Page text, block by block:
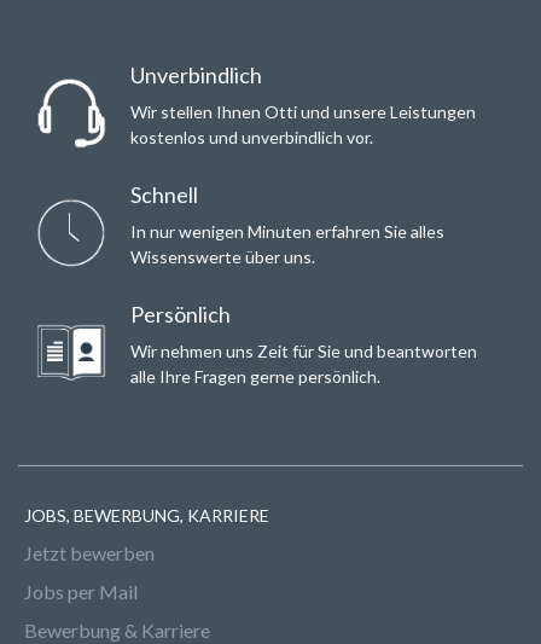
Unverbindlich
Wir stellen Ihnen Otti und unsere Leistungen
kostenlos und unverbindlich vor.
Schnell
In nur wenigen Minuten erfahren Sie alles
Wissenswerte über uns.
Persönlich
Wir nehmen uns Zeit für Sie und beantworten
alle Ihre Fragen gerne persönlich.
JOBS, BEWERBUNG, KARRIERE
Jetzt bewerben
Jobs per Mail
Bewerbung & Karriere